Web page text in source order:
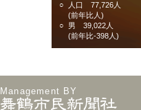
○
人口 77,726人
(前年比人)
○
男 39,022人
(前年比-398人)
Management BY